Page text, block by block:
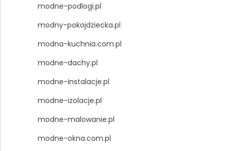
modne-podlogi.pl
modny-pokojdziecka.pl
modna-kuchnia.com.pl
modne-dachy.pl
modne-instalacje.pl
modne-izolacje.pl
modne-malowanie.pl
modne-okna.com.pl